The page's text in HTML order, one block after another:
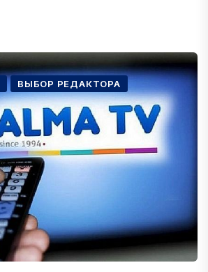
ВЫБОР РЕДАКТОРА